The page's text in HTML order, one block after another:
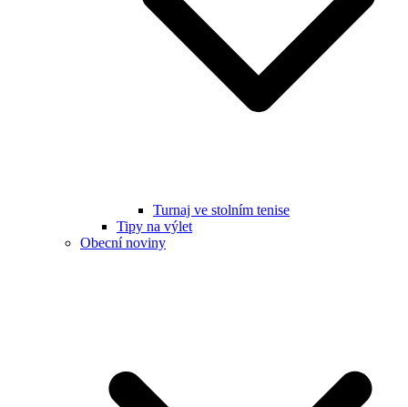
Turnaj ve stolním tenise
Tipy na výlet
Obecní noviny